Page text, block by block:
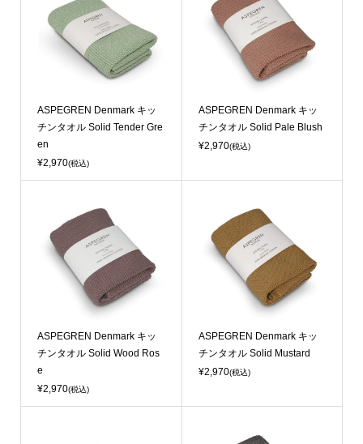
ASPEGREN Denmark キッ
チンタオル Solid Tender Gre
en
¥2,970(税込)
ASPEGREN Denmark キッ
チンタオル Solid Pale Blush
¥2,970(税込)
ASPEGREN Denmark キッ
チンタオル Solid Wood Ros
e
¥2,970(税込)
ASPEGREN Denmark キッ
チンタオル Solid Mustard
¥2,970(税込)